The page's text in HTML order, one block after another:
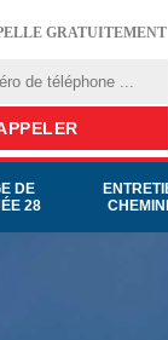
GRATUITEMENT
DE
28